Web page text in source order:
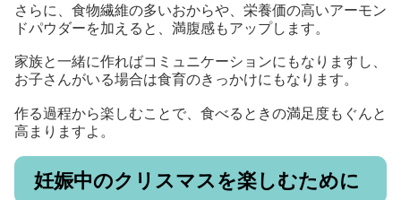
さらに、食物繊維の多いおからや、栄養価の高いアーモン
ドパウダーを加えると、満腹感もアップします。
家族と一緒に作ればコミュニケーションにもなりますし、
お子さんがいる場合は食育のきっかけにもなります。
作る過程から楽しむことで、食べるときの満足度もぐんと
高まりますよ。
妊娠中のクリスマスを楽しむために